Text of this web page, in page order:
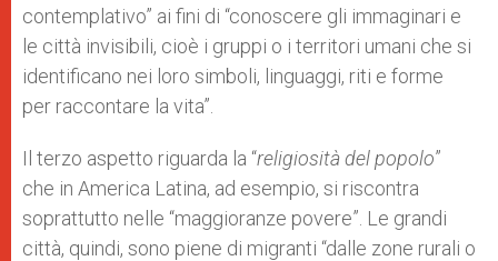
contemplativo” ai fini di “conoscere gli immaginari e
le città invisibili, cioè i gruppi o i territori umani che si
identificano nei loro simboli, linguaggi, riti e forme
per raccontare la vita”.
Il terzo aspetto riguarda la “religiosità del popolo”
che in America Latina, ad esempio, si riscontra
soprattutto nelle “maggioranze povere”. Le grandi
città, quindi, sono piene di migranti “dalle zone rurali o